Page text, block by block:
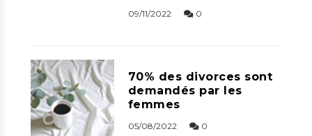
09/11/2022 0
70% des divorces sont
demandés par les
femmes
05/08/2022 0